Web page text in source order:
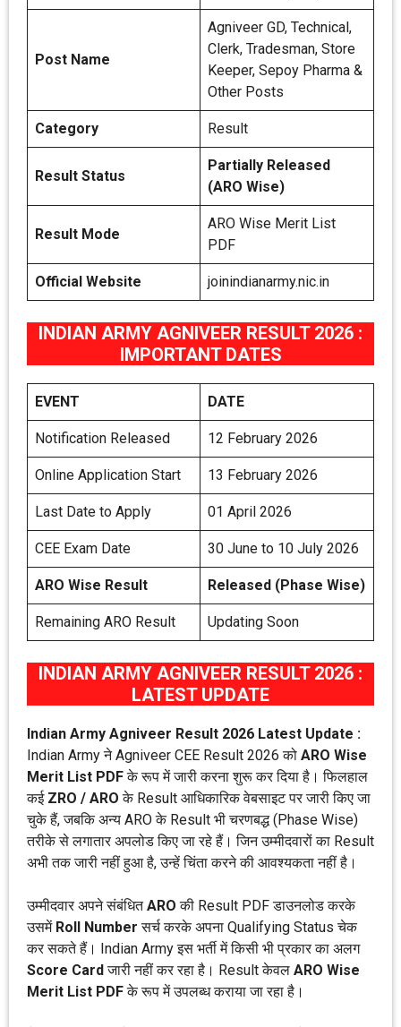
Post Name
Agniveer GD, Technical,
Clerk, Tradesman, Store
Keeper, Sepoy Pharma &
Other Posts
Category Result
Result Status
Partially Released
(ARO Wise)
Result Mode
ARO Wise Merit List
PDF
Official Website joinindianarmy.nic.in
INDIAN ARMY AGNIVEER RESULT 2026 :
IMPORTANT DATES
EVENT DATE
Notification Released 12 February 2026
Online Application Start 13 February 2026
Last Date to Apply 01 April 2026
CEE Exam Date 30 June to 10 July 2026
ARO Wise Result Released (Phase Wise)
Remaining ARO Result Updating Soon
INDIAN ARMY AGNIVEER RESULT 2026 :
LATEST UPDATE
Indian Army Agniveer Result 2026 Latest Update :
Indian Army ने Agniveer CEE Result 2026 को ARO Wise
Merit List PDFके रूप में जारी करना शुरू कर दिया है। फिलहाल
कई ZRO / ARO के Result आधिकारिक वेबसाइट पर जारी किए जा
चुके हैं, जबकि अन्य ARO के Result भी चरणबद्ध (Phase Wise)
तरीके से लगातार अपलोड किए जा रहे हैं। जिन उम्मीदवारों का Result
अभी तक जारी नहीं हुआ है, उन्हें चिंता करने की आवश्यकता नहीं है।
उम्मीदवार अपने संबंधितARO की Result PDF डाउनलोड करके
उसमें Roll Number सर्च करके अपना Qualifying Status चेक
कर सकते हैं। Indian Army इस भर्ती में किसी भी प्रकार का अलग
Score Cardजारी नहीं कर रहा है। Result केवल ARO Wise
Merit List PDFके रूप में उपलब्ध कराया जा रहा है।